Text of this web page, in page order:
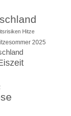
Hitze
2025